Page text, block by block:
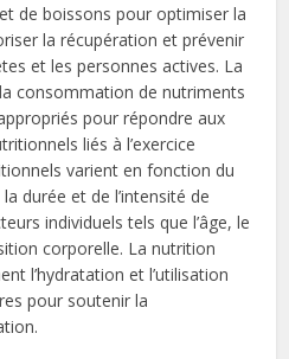
de boissons pour optimiser la
la récupération et prévenir
et les personnes actives. La
consommation de nutriments
pour répondre aux
liés à l’exercice
varient en fonction du
durée et de l’intensité de
individuels tels que l’âge, le
corporelle. La nutrition
l’hydratation et l’utilisation
pour soutenir la